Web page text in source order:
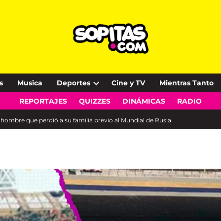
Musica Deportes
Open
dropdown
Cine y TV Mientras Tanto
REPORTAJES QUIZZES DINÁMICAS RADIO
que perdió a su familia previo al Mundial de Rusia